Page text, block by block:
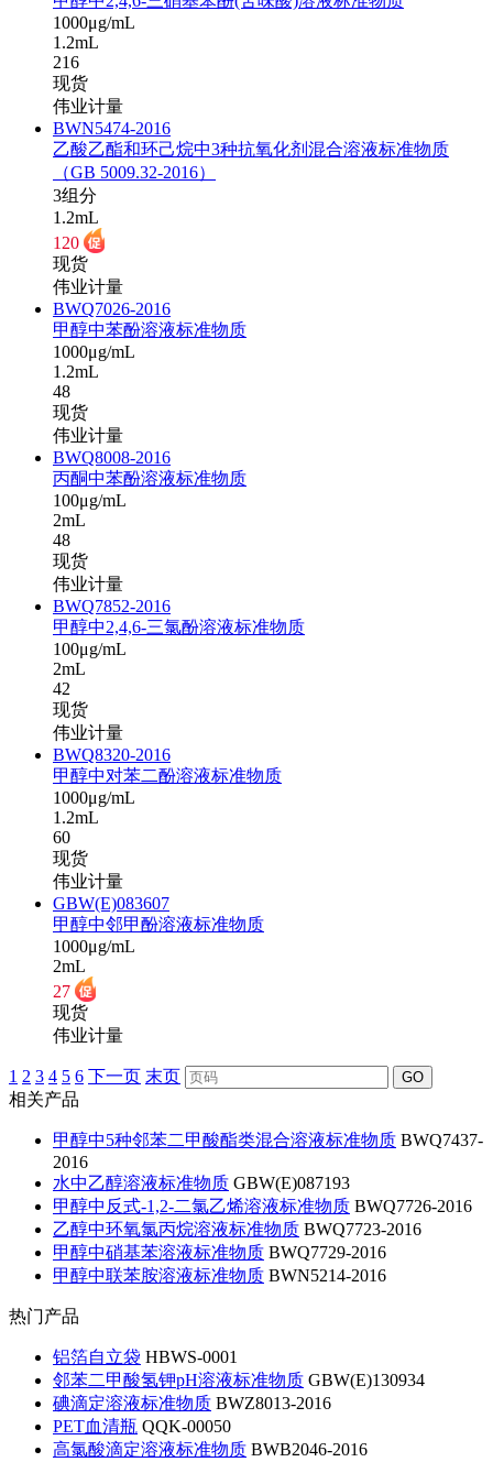
1000μg/mL
1.2mL
216
现货
伟业计量
BWN5474-2016
乙酸乙酯和环己烷中3种抗氧化剂混合溶液标准物质
（GB 5009.32-2016）
3组分
1.2mL
120
现货
伟业计量
BWQ7026-2016
甲醇中苯酚溶液标准物质
1000μg/mL
1.2mL
48
现货
伟业计量
BWQ8008-2016
丙酮中苯酚溶液标准物质
100μg/mL
2mL
48
现货
伟业计量
BWQ7852-2016
甲醇中2,4,6-三氯酚溶液标准物质
100μg/mL
2mL
42
现货
伟业计量
BWQ8320-2016
甲醇中对苯二酚溶液标准物质
1000μg/mL
1.2mL
60
现货
伟业计量
GBW(E)083607
甲醇中邻甲酚溶液标准物质
1000μg/mL
2mL
27
现货
伟业计量
1 2 3 4 5 6 下一页 末页 GO
相关产品
甲醇中5种邻苯二甲酸酯类混合溶液标准物质 BWQ7437-
2016
水中乙醇溶液标准物质 GBW(E)087193
甲醇中反式-1,2-二氯乙烯溶液标准物质 BWQ7726-2016
乙醇中环氧氯丙烷溶液标准物质 BWQ7723-2016
甲醇中硝基苯溶液标准物质 BWQ7729-2016
甲醇中联苯胺溶液标准物质 BWN5214-2016
热门产品
铝箔自立袋 HBWS-0001
邻苯二甲酸氢钾pH溶液标准物质 GBW(E)130934
碘滴定溶液标准物质 BWZ8013-2016
PET血清瓶 QQK-00050
高氯酸滴定溶液标准物质 BWB2046-2016